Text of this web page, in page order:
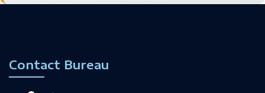
Contact Bureau